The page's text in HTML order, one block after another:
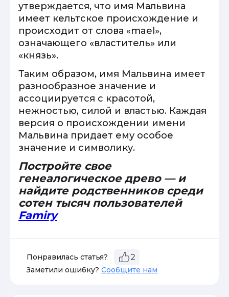
утверждается, что имя Мальвина
имеет кельтское происхождение и
происходит от слова «mael»,
означающего «властитель» или
«князь».
Таким образом, имя Мальвина имеет
разнообразное значение и
ассоциируется с красотой,
нежностью, силой и властью. Каждая
версия о происхождении имени
Мальвина придает ему особое
значение и символику.
Постройте свое
генеалогическое древо — и
найдите родственников среди
сотен тысяч пользователей
Famiry
Понравилась статья? 2
Заметили ошибку? Сообщите нам